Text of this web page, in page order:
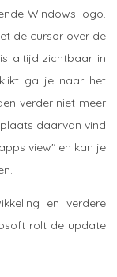
Windows-logo.
de cursor over de
altijd zichtbaar in
ga je naar het
verder niet meer
daarvan vind
view" en kan je
en verdere
rolt de update